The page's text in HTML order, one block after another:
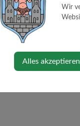
Wir
Alles akzeptieren